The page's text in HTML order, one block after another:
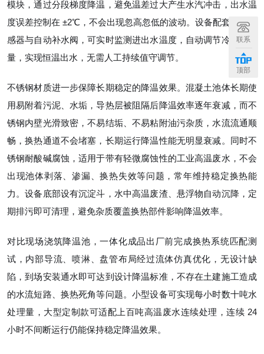
模块，通过分段梯度降温，避免温差过大产生水汽冲击，出水温
度误差控制在 ±2℃，不会出现忽高忽低的波动。设备配套温度传
感器与自动补水阀，可实时监测进出水温度，自动调节冷却补水
量，实现恒温出水，无需人工持续值守调节。
不锈钢材质进一步保障长期稳定的降温效果。混凝土池体长期使
用易附着污泥、水垢，导热层被阻隔后降温效率逐年衰减，而不
锈钢内壁光滑致密，不易结垢、不易粘附油污杂质，水流流通顺
畅，换热通道不会堵塞，长期运行降温性能无明显衰减。同时不
锈钢耐酸碱腐蚀，适用于带有轻微腐蚀性的工业高温废水，不会
出现池体剥落、渗漏、换热失效等问题，常年维持稳定换热能
力。设备底部设有沉淀斗，水中高温废渣、悬浮物自动沉降，定
期排污即可清理，避免杂质覆盖换热部件影响降温效率。
对比现场浇筑降温池，一体化成品出厂前完成换热系统匹配测
试，内部导流、喷淋、盘管布局经过流体仿真优化，无设计缺
陷，到场安装通水即可达到设计降温标准，不存在土建施工造成
的水流短路、换热死角等问题。小型设备可实现每小时数十吨水
处理量，大型定制款可适配上百吨高温废水连续处理，连续 24
小时不间断运行仍能保持稳定降温效果。
联系
顶部